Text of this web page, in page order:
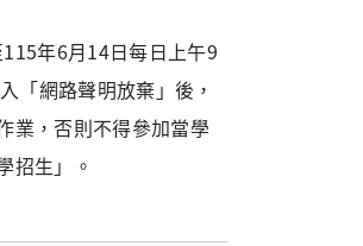
115年6月14日每日上午9
「網路聲明放棄」後，
業，否則不得參加當學
招生」。